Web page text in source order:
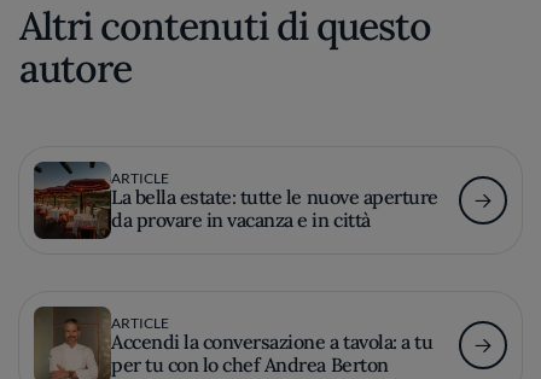
Altri contenuti di questo
autore
ARTICLE
La bella estate: tutte le nuove aperture
da provare in vacanza e in città
ARTICLE
Accendi la conversazione a tavola: a tu
per tu con lo chef Andrea Berton